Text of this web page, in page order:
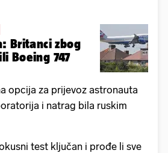
Britanci zbog
Boeing 747
opcija za prijevoz astronauta
i natrag bila ruskim
test ključan i prođe li sve